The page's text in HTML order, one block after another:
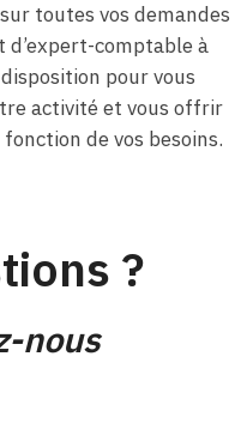
toutes vos demandes
comptable à
pour vous
activité et vous offrir
de vos besoins.
?
nous